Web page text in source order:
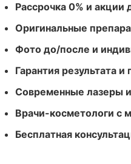
Рассрочка 0% и акции
Оригинальные
Фото до/после и
Гарантия результата
Современные лазеры
Врачи-косметологи с
Бесплатная